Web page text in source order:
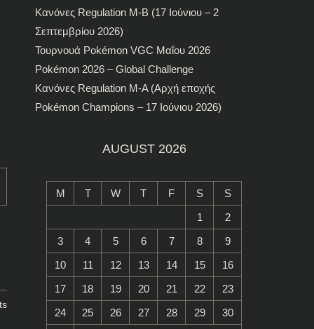
Κανόνες Regulation M-B (17 Ιούνιου – 2
Σεπτεμβρίου 2026)
Τουρνουά Pokémon VGC Μαΐου 2026
Pokémon 2026 – Global Challenge
Κανόνες Regulation M-A (Αρχή εποχής
Pokémon Champions – 17 Ιούνιου 2026)
AUGUST 2026
M T W T F S
S
1
2
3
4 5 6 7 8
9
10
11 12 13 14 15
16
17
18 19 20 21 22
23
24
25 26 27 28 29
30